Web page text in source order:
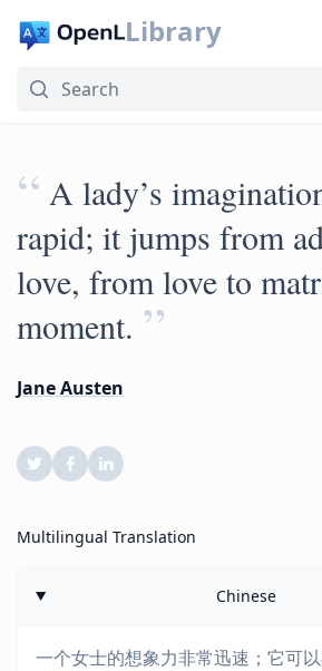
Library
“ A lady’s
rapid; it jumps from
love, from love to
moment. ”
Jane Austen
Multilingual Translation
Chinese
一个女士的想象力非常迅速；它可